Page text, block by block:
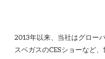
2013年以来、当社はグロー
スベガスのCESショーなど